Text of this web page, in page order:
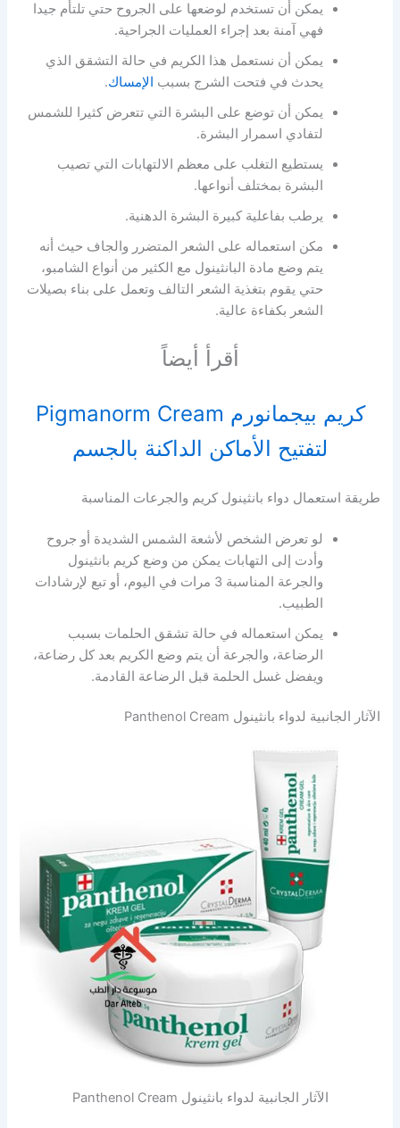
يمكن أن تستخدم لوضعها على الجروح حتي تلتأم جيدا
فهي آمنة بعد إجراء العمليات الجراحية.
يمكن أن نستعمل هذا الكريم في حالة التشقق الذي
يحدث في فتحت الشرج بسبب الإمساك.
يمكن أن توضع على البشرة التي تتعرض كثيرا للشمس
لتفادي اسمرار البشرة.
يستطيع التغلب على معظم الالتهابات التي تصيب
البشرة بمختلف أنواعها.
يرطب بفاعلية كبيرة البشرة الدهنية.
مكن استعماله على الشعر المتضرر والجاف حيث أنه
يتم وضع مادة البانثينول مع الكثير من أنواع الشامبو،
حتي يقوم بتغذية الشعر التالف وتعمل على بناء بصيلات
الشعر بكفاءة عالية.
أقرأ أيضاً
كريم بيجمانورم Pigmanorm Cream
لتفتيح الأماكن الداكنة بالجسم
طريقة استعمال دواء بانثينول كريم والجرعات المناسبة
لو تعرض الشخص لأشعة الشمس الشديدة أو جروح
وأدت إلى التهابات يمكن من وضع كريم بانثينول
والجرعة المناسبة 3 مرات في اليوم، أو تبع لإرشادات
الطبيب.
يمكن استعماله في حالة تشقق الحلمات بسبب
الرضاعة، والجرعة أن يتم وضع الكريم بعد كل رضاعة،
ويفضل غسل الحلمة قبل الرضاعة القادمة.
الآثار الجانبية لدواء بانثينول Panthenol Cream
الآثار الجانبية لدواء بانثينول Panthenol Cream